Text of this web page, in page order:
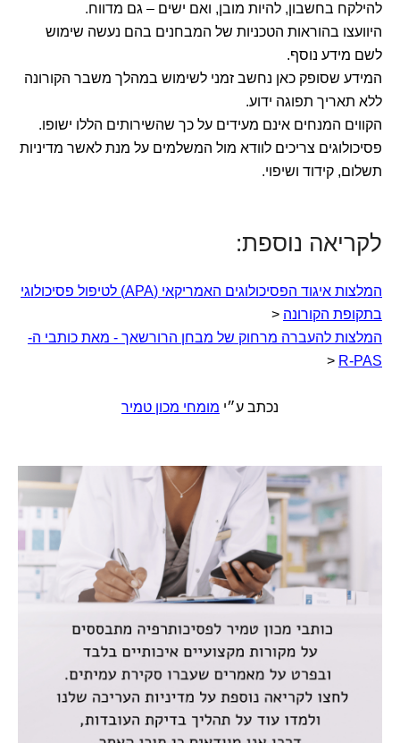
להילקח בחשבון, להיות מובן, ואם ישים – גם מדווח.
היוועצו בהוראות הטכניות של המבחנים בהם נעשה שימוש
לשם מידע נוסף.
המידע שסופק כאן נחשב זמני לשימוש במהלך משבר הקורונה
ללא תאריך תפוגה ידוע.
הקווים המנחים אינם מעידים על כך שהשירותים הללו ישופו.
פסיכולוגים צריכים לוודא מול המשלמים על מנת לאשר מדיניות
תשלום, קידוד ושיפוי.
לקריאה נוספת:
המלצות איגוד הפסיכולוגים האמריקאי (APA) לטיפול פסיכולוגי
בתקופת הקורונה <
המלצות להעברה מרחוק של מבחן הרורשאך - מאת כותבי ה-
R-PAS
<
נכתב ע״י מומחי מכון טמיר